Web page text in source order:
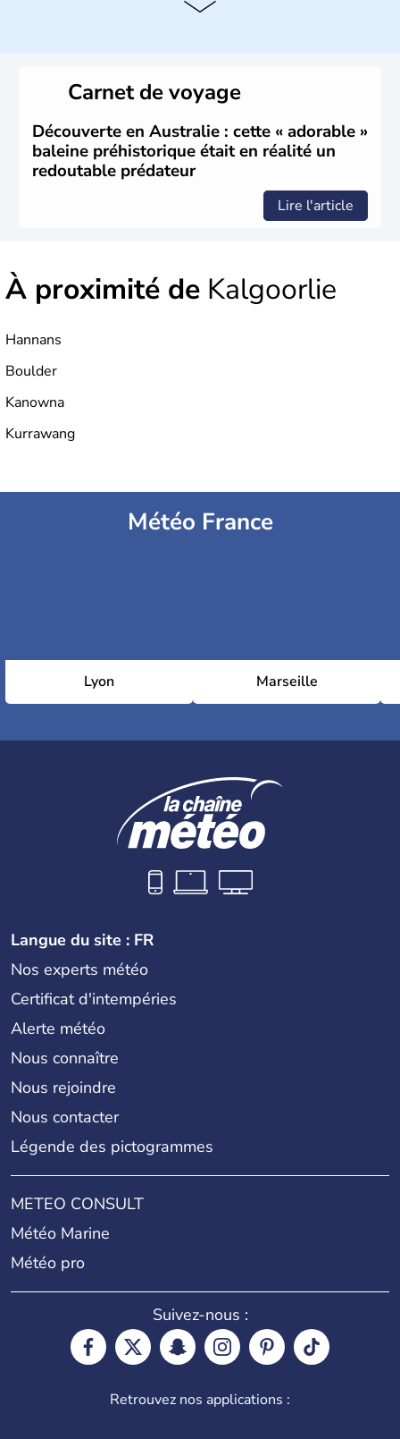
humaines. Il faut attendre 1522 pour qu'un explorateur
portugais découvre le continent australien, puis les
années 1700 pour que l'île devienne une terre
d'émigration européenne. La Grande-Bretagne
revendique son appartenance le 26 janvier 1788,
désormais jour de la fête nationale australienne. Cette
monarchie constitutionnelle est encore placée sous le
Carnet de voyage
Découverte en Australie : cette « adorable »
baleine préhistorique était en réalité un
redoutable prédateur
Lire l'article
À proximité de Kalgoorlie
Hannans
Boulder
Kanowna
Kurrawang
Météo France
Lyon Marseille
Langue du site : FR
Nos experts météo
Certificat d'intempéries
Alerte météo
Nous connaître
Nous rejoindre
Nous contacter
Légende des pictogrammes
METEO CONSULT
Météo Marine
Météo pro
Suivez-nous :
Retrouvez nos applications :